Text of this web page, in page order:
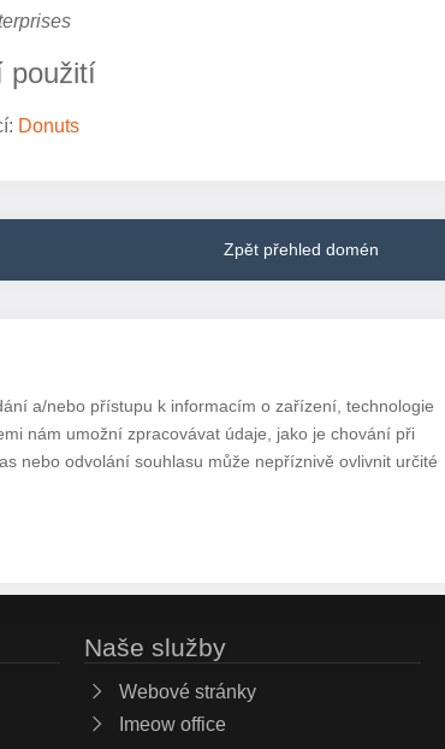
použití
Donuts
Zpět přehled domén
a/nebo přístupu k informacím o zařízení, technologie
nám umožní zpracovávat údaje, jako je chování při
nebo odvolání souhlasu může nepříznivě ovlivnit určité
Naše služby
Webové stránky
Imeow office